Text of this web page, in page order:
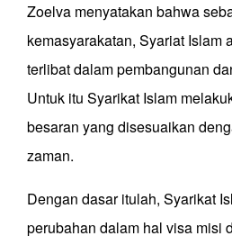
Zoelva menyatakan bahwa
kemasyarakatan, Syariat Islam
terlibat dalam pembangunan
Untuk itu Syarikat Islam
besaran yang disesuaikan
zaman.
Dengan dasar itulah, Syarikat
perubahan dalam hal visa misi